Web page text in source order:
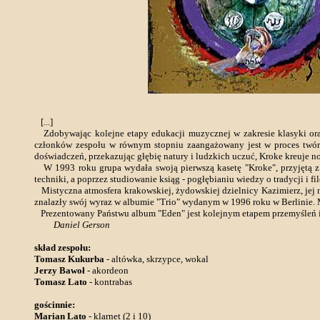
[...]
Zdobywając kolejne etapy edukacji muzycznej w zakresie klasyki
członków zespołu w równym stopniu zaangażowany jest w proces
doświadczeń, przekazując głębię natury i ludzkich uczuć, Kroke kreuje
W 1993 roku grupa wydała swoją pierwszą kasetę "Kroke", przyjętą
techniki, a poprzez studiowanie ksiąg - pogłębianiu wiedzy o tradycji i
Mistyczna atmosfera krakowskiej, żydowskiej dzielnicy Kazimierz, jej
znalazły swój wyraz w albumie "Trio" wydanym w 1996 roku w Berlinie.
Prezentowany Państwu album "Eden" jest kolejnym etapem
Daniel Gerson
skład zespołu:
Tomasz Kukurba - altówka, skrzypce, wokal
Jerzy Bawoł - akordeon
Tomasz Lato - kontrabas
gościnnie:
Marian Lato - klarnet (2 i 10)